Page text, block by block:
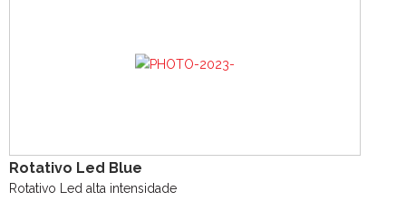
Rotativo Led Blue
Rotativo Led alta intensidade